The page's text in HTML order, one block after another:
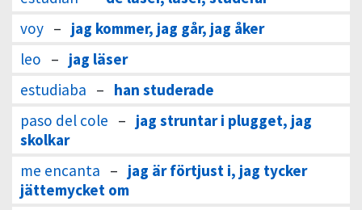
voy – jag kommer, jag går, jag åker
leo – jag läser
estudiaba – han studerade
paso del cole – jag struntar i plugget, jag
skolkar
me encanta – jag är förtjust i, jag tycker
jättemycket om